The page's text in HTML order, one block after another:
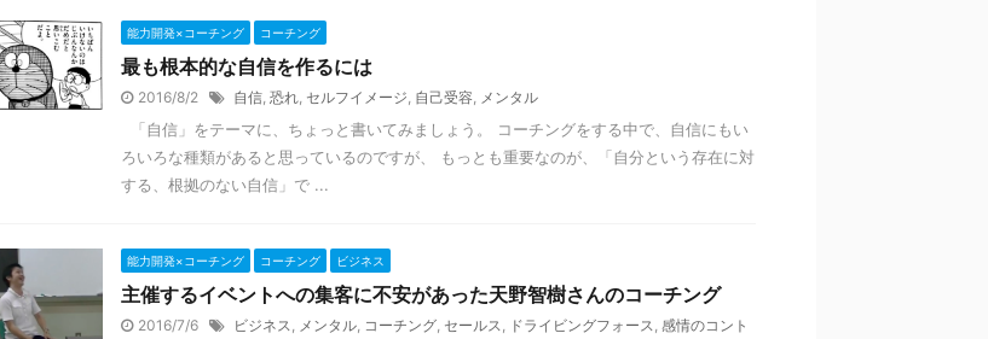
能力開発×コーチング コーチング
最も根本的な自信を作るには
2016/8/2 自信, 恐れ, セルフイメージ, 自己受容, メンタル
「自信」をテーマに、ちょっと書いてみましょう。 コーチングをする中で、自信にもい
ろいろな種類があると思っているのですが、 もっとも重要なのが、「自分という存在に対
する、根拠のない自信」で ...
能力開発×コーチング コーチング ビジネス
主催するイベントへの集客に不安があった天野智樹さんのコーチング
2016/7/6 ビジネス, メンタル, コーチング, セールス, ドライビングフォース, 感情のコント